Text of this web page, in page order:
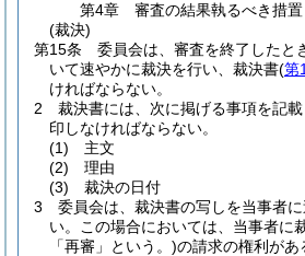
第4章
審査の結果執るべき措置
(裁決)
第15条
委員会は、審査を終了したと
いて速やかに裁決を行い、裁決書(第
ければならない。
2
裁決書には、次に掲げる事項を記
印しなければならない。
(1)
主文
(2)
理由
(3)
裁決の日付
3
委員会は、裁決書の写しを当事者
い。
この場合においては、当事者に
「再審」という。)の請求の権利があ